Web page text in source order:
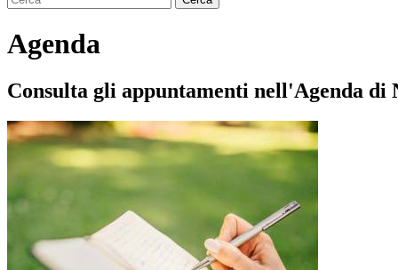
Agenda
Consulta gli appuntamenti nell'Agenda di